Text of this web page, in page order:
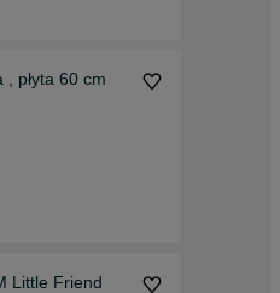
płyta 60 cm
Little Friend